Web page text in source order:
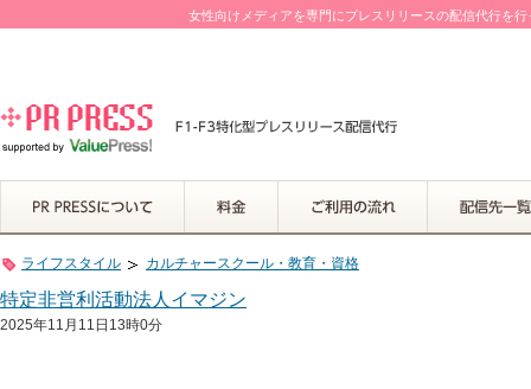
女性向けメディアを専門にプレスリリースの配信代行を
ライフスタイル カルチャースクール・教育・資格
特定非営利活動法人イマジン
2025年11月11日13時0分